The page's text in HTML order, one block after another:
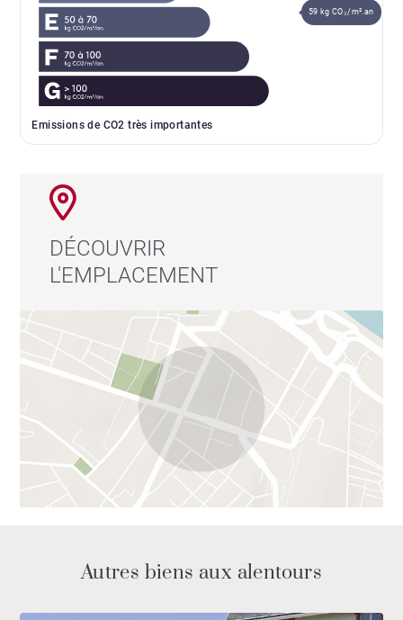
Emissions de CO2 très importantes
59 kg CO₂/m².an
DÉCOUVRIR
L'EMPLACEMENT
Autres biens aux alentours